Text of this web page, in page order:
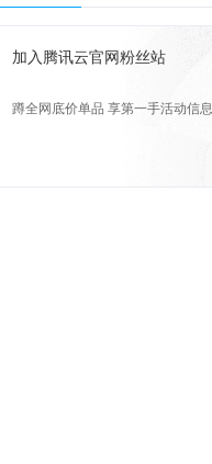
加入腾讯云官网粉丝站
蹲全网底价单品 享第一手活动信息